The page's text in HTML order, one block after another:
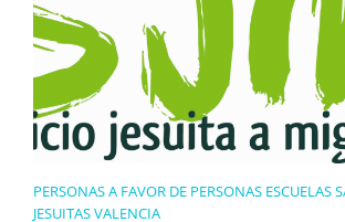
PERSONAS A FAVOR DE PERSONAS ESCUELAS
JESUITAS VALENCIA